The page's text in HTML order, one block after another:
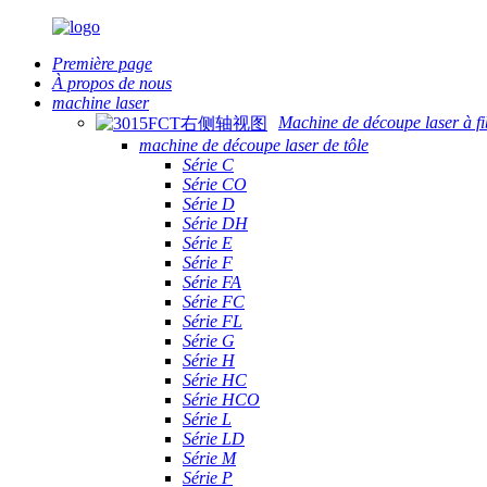
Première page
À propos de nous
machine laser
Machine de découpe laser à
machine de découpe laser de tôle
Série C
Série CO
Série D
Série DH
Série E
Série F
Série FA
Série FC
Série FL
Série G
Série H
Série HC
Série HCO
Série L
Série LD
Série M
Série P